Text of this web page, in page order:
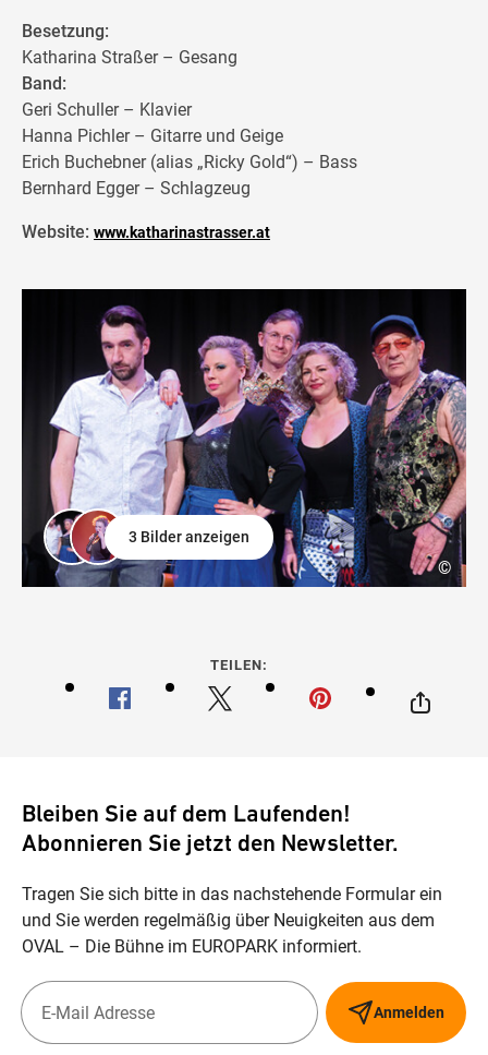
Besetzung:
Katharina Straßer – Gesang
Band:
Geri Schuller – Klavier
Hanna Pichler – Gitarre und Geige
Erich Buchebner (alias „Ricky Gold“) – Bass
Bernhard Egger – Schlagzeug
Website: www.katharinastrasser.at
©
3 Bilder anzeigen
TEILEN:
Bleiben Sie auf dem Laufenden!
Abonnieren Sie jetzt den Newsletter.
Tragen Sie sich bitte in das nachstehende Formular ein
und Sie werden regelmäßig über Neuigkeiten aus dem
OVAL – Die Bühne im EUROPARK informiert.
Anmelden